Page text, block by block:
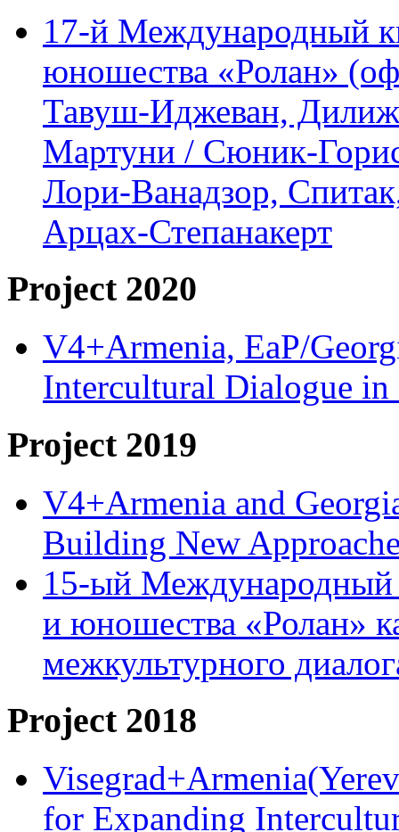
17-й Международный
юношества «Ролан»
Тавуш-Иджеван,
Мартуни / Сюник-
Лори-Ванадзор,
Арцах-Степанакерт
Project 2020
V4+Armenia, EaP/
Intercultural Dialogue
Project 2019
V4+Armenia and
Building New
15-ый Международный
и юношества «Ролан»
межкультурного
Project 2018
for Expanding